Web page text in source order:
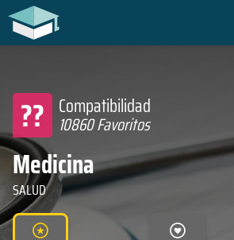
Medicina
Compatibilidad
10860 Favoritos
??
SALUD